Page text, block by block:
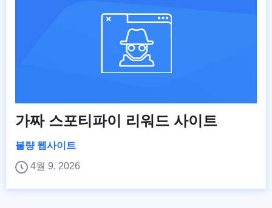
가짜 스포티파이 리워드 사이트
불량 웹사이트
4월 9, 2026